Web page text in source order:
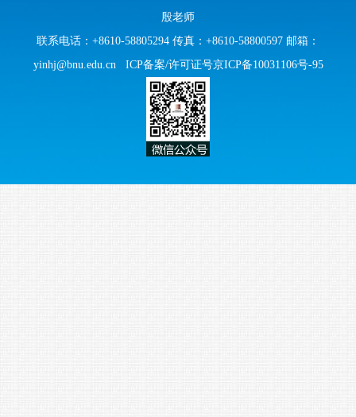
殷老师
联系电话：+8610-58805294 传真：+8610-58800597 邮箱：
yinhj@bnu.edu.cn ICP备案/许可证号京ICP备10031106号-95